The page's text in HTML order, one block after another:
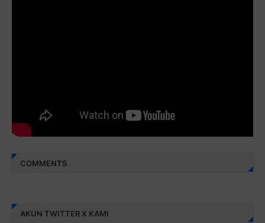
COMMENTS
AKUN TWITTER X KAMI